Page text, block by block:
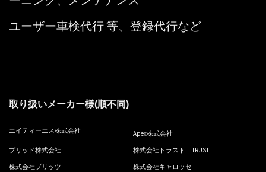
ユーザー車検代行 等、登録代行など
取り扱いメーカー様(順不同)
エイティーエス株式会社
Apex株式会社
ブリッド株式会社
株式会社トラスト TRUST
株式会社ブリッツ
株式会社キャロッセ